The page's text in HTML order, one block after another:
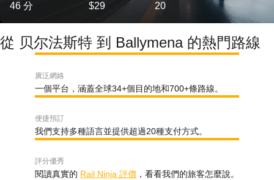
46 分 $29 20
從 贝尔法斯特 到 Ballymena 的熱門路線
廣泛網絡
一個平台，涵蓋全球34+個目的地和700+條路線。
便捷預訂
我們支持多種語言並提供超過20種支付方式。
評分優秀
閱讀真實的 Rail Ninja 評價 ，看看我們的旅客怎麼說。